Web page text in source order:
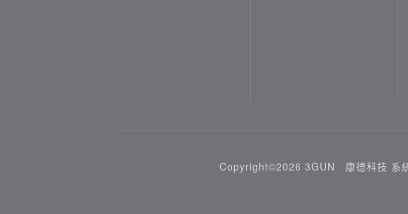
Copyright©2026 3GUN 康德科技 系